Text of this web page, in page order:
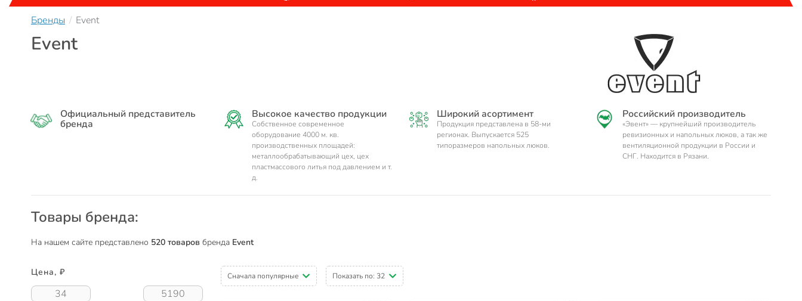
Бренды Event
Event
Официальный представитель
бренда
Высокое качество продукции
Собственное современное
оборудование 4000 м. кв.
производственных площадей:
металлообрабатывающий цех, цех
пластмассового литья под давлением и т.
д.
Широкий асортимент
Продукция представлена в 58-ми
регионах. Выпускается 525
типоразмеров напольных люков.
Российский производитель
«Эвент» — крупнейший производитель
ревизионных и напольных люков, а так же
вентиляционной продукции в России и
СНГ. Находится в Рязани.
Товары бренда:
На нашем сайте представлено 520 товаров бренда Event
Цена, ₽ Сначала популярные Показать по: 32